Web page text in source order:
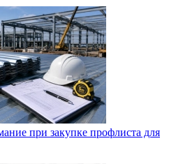
при закупке профлиста для